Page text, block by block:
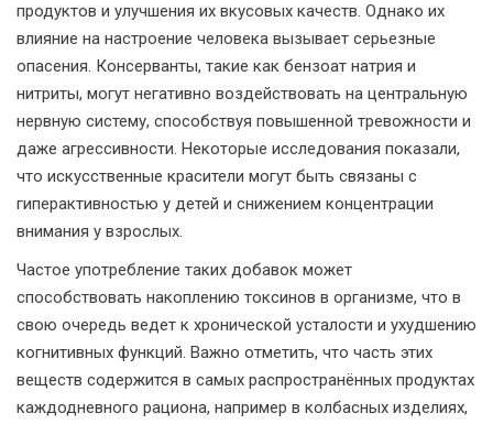
продуктов и улучшения их вкусовых качеств. Однако их
влияние на настроение человека вызывает серьезные
опасения. Консерванты, такие как бензоат натрия и
нитриты, могут негативно воздействовать на центральную
нервную систему, способствуя повышенной тревожности и
даже агрессивности. Некоторые исследования показали,
что искусственные красители могут быть связаны с
гиперактивностью у детей и снижением концентрации
внимания у взрослых.
Частое употребление таких добавок может
способствовать накоплению токсинов в организме, что в
свою очередь ведет к хронической усталости и ухудшению
когнитивных функций. Важно отметить, что часть этих
веществ содержится в самых распространённых продуктах
каждодневного рациона, например в колбасных изделиях,